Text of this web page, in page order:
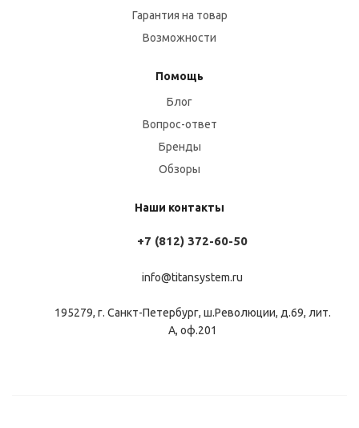
Гарантия на товар
Возможности
Помощь
Блог
Вопрос-ответ
Бренды
Обзоры
Наши контакты
+7 (812) 372-60-50
info@titansystem.ru
195279, г. Санкт-Петербург, ш.Революции, д.69, лит.
А, оф.201